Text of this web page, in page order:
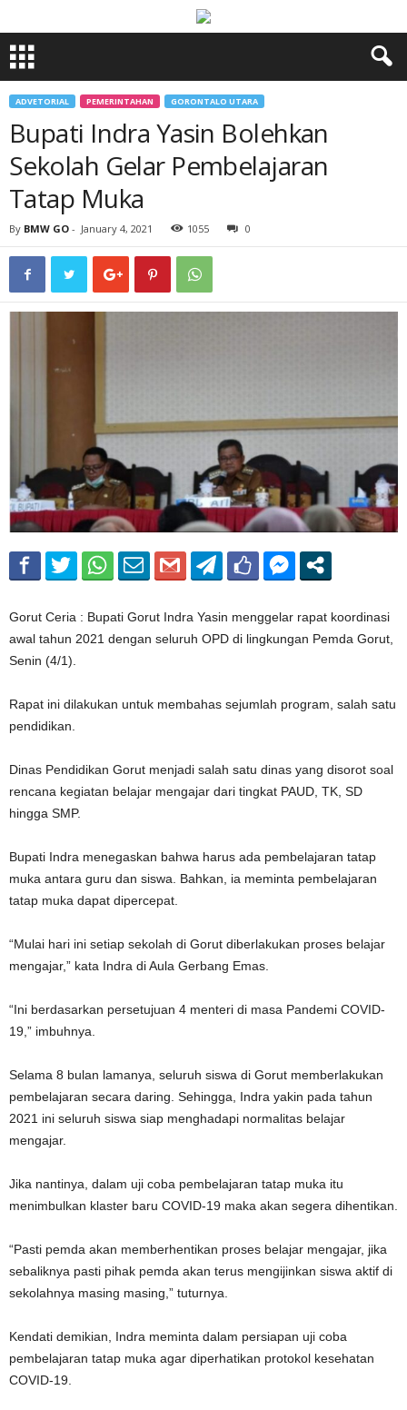
ADVETORIAL PEMERINTAHAN GORONTALO UTARA
Bupati Indra Yasin Bolehkan
Sekolah Gelar Pembelajaran
Tatap Muka
By BMW GO - January 4, 2021 1055 0
Gorut Ceria : Bupati Gorut Indra Yasin menggelar rapat koordinasi
awal tahun 2021 dengan seluruh OPD di lingkungan Pemda Gorut,
Senin (4/1).
Rapat ini dilakukan untuk membahas sejumlah program, salah satu
pendidikan.
Dinas Pendidikan Gorut menjadi salah satu dinas yang disorot soal
rencana kegiatan belajar mengajar dari tingkat PAUD, TK, SD
hingga SMP.
Bupati Indra menegaskan bahwa harus ada pembelajaran tatap
muka antara guru dan siswa. Bahkan, ia meminta pembelajaran
tatap muka dapat dipercepat.
“Mulai hari ini setiap sekolah di Gorut diberlakukan proses belajar
mengajar,” kata Indra di Aula Gerbang Emas.
“Ini berdasarkan persetujuan 4 menteri di masa Pandemi COVID-
19,” imbuhnya.
Selama 8 bulan lamanya, seluruh siswa di Gorut memberlakukan
pembelajaran secara daring. Sehingga, Indra yakin pada tahun
2021 ini seluruh siswa siap menghadapi normalitas belajar
mengajar.
Jika nantinya, dalam uji coba pembelajaran tatap muka itu
menimbulkan klaster baru COVID-19 maka akan segera dihentikan.
“Pasti pemda akan memberhentikan proses belajar mengajar, jika
sebaliknya pasti pihak pemda akan terus mengijinkan siswa aktif di
sekolahnya masing masing,” tuturnya.
Kendati demikian, Indra meminta dalam persiapan uji coba
pembelajaran tatap muka agar diperhatikan protokol kesehatan
COVID-19.